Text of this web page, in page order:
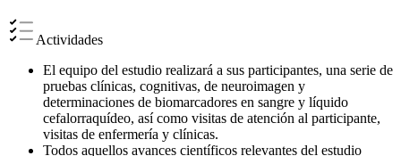
Actividades
El equipo del estudio realizará a sus participantes, una serie de
pruebas clínicas, cognitivas, de neuroimagen y
determinaciones de biomarcadores en sangre y líquido
cefalorraquídeo, así como visitas de atención al participante,
visitas de enfermería y clínicas.
Todos aquellos avances científicos relevantes del estudio